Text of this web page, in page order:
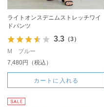
ライトオンスデニムストレッチワイ
ドパンツ
3.3（3）
M ブルー
7,480円（税込）
カートに入れる